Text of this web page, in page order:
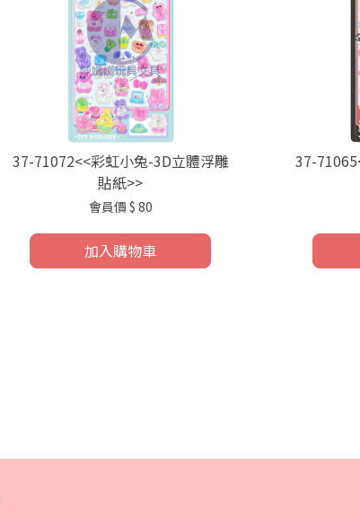
37-71072<<彩虹小兔-3D立體浮雕
貼紙>>
會員價 $ 80
加入購物車
37-